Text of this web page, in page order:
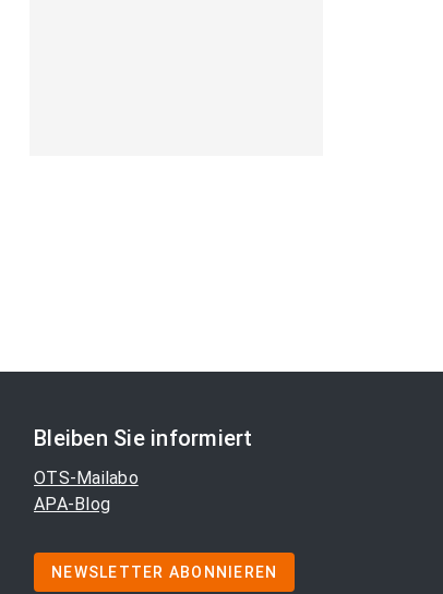
Bleiben Sie informiert
OTS-Mailabo
APA-Blog
NEWSLETTER ABONNIEREN